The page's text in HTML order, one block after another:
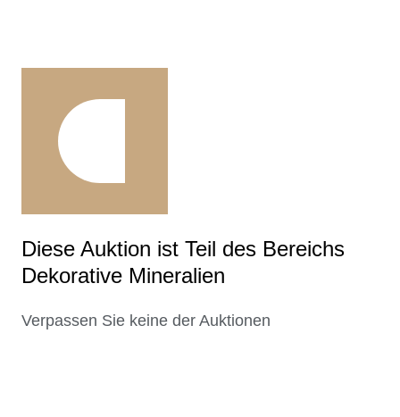
Diese Auktion ist Teil des Bereichs
Dekorative Mineralien
Verpassen Sie keine der Auktionen